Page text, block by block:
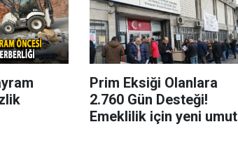
Prim Eksiği Olanlara
2.760 Gün Desteği!
Emeklilik için yeni umut